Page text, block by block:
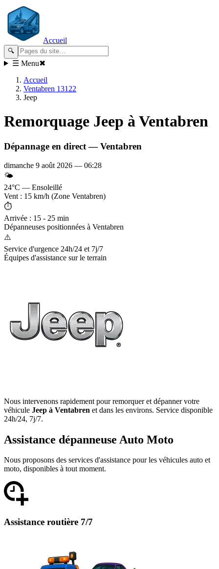
Accueil
🔍
☰ Menu✖
Accueil
Ventabren 13122
Jeep
Remorquage Jeep à Ventabren
Dépannage en direct —Ventabren
dimanche 9 août 2026 — 06:28
🌤️
24°C — Ensoleillé
Vent : 15 km/h (Zone Ventabren)
⏱️
Arrivée : 15 - 25 min
Dépanneuses positionnées à Ventabren
⚠️
Service d'urgence 24h/24 et 7j/7
Équipes d'assistance sur le terrain
Nous intervenons rapidement pour remorquer et dépanner votre
véhicule Jeep à Ventabren et dans les environs. Service disponible
24h/24, 7j/7.
Assistance dépanneuse Auto Moto
Nous proposons des services d'assistance pour les véhicules auto et
moto, disponibles à tout moment.
Assistance routière 7/7